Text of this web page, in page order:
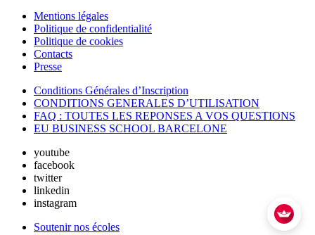
Mentions légales
Politique de confidentialité
Politique de cookies
Contacts
Presse
Conditions Générales d’Inscription
CONDITIONS GENERALES D’UTILISATION
FAQ : TOUTES LES REPONSES A VOS QUESTIONS
EU BUSINESS SCHOOL BARCELONE
youtube
facebook
twitter
linkedin
instagram
Soutenir nos écoles